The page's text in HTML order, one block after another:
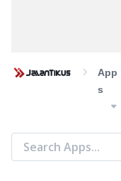
App
S